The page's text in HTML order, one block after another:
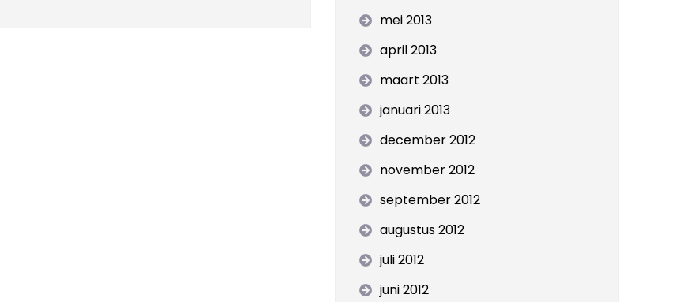
mei 2013
april 2013
maart 2013
januari 2013
december 2012
november 2012
september 2012
augustus 2012
juli 2012
juni 2012